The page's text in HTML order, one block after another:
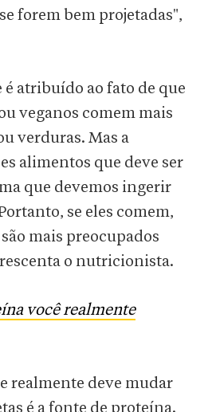
forem bem projetadas",
é atribuído ao fato de que
veganos comem mais
verduras. Mas a
alimentos que deve ser
que devemos ingerir
se eles comem,
mais preocupados
o nutricionista.
você realmente
realmente deve mudar
é a fonte de proteína.